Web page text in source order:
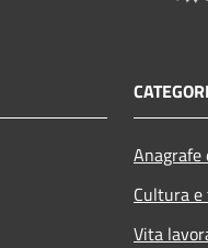
Cultura
Vita